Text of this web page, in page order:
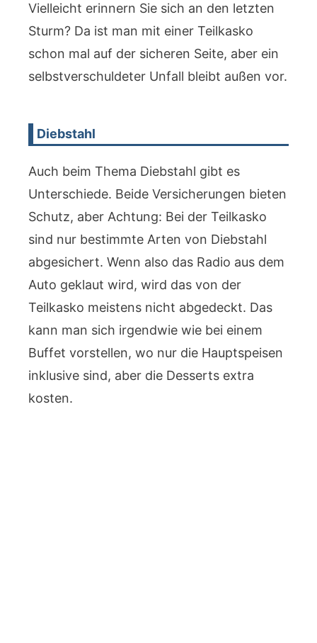
Vielleicht erinnern Sie sich an den letzten
Sturm? Da ist man mit einer Teilkasko
schon mal auf der sicheren Seite, aber ein
selbstverschuldeter Unfall bleibt außen vor.
Diebstahl
Auch beim Thema Diebstahl gibt es
Unterschiede. Beide Versicherungen bieten
Schutz, aber Achtung: Bei der Teilkasko
sind nur bestimmte Arten von Diebstahl
abgesichert. Wenn also das Radio aus dem
Auto geklaut wird, wird das von der
Teilkasko meistens nicht abgedeckt. Das
kann man sich irgendwie wie bei einem
Buffet vorstellen, wo nur die Hauptspeisen
inklusive sind, aber die Desserts extra
kosten.